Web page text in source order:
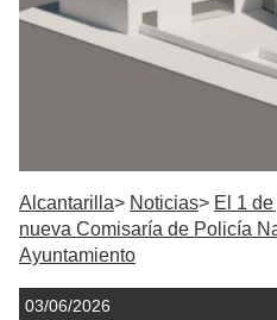
Alcantarilla Noticias
El 1
nueva Comisaría de Policía
Ayuntamiento
03/06/2026